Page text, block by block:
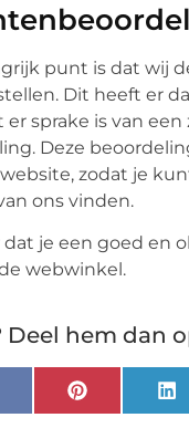
punt is dat wij
Dit heeft er
sprake is van een
Deze
zodat je
ons vinden.
dat je een goed en
webwinkel.
Deel hem dan
Pinterest